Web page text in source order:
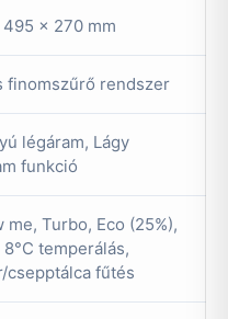
x 270 mm
finomszűrő rendszer
légáram, Lágy
funkció
me, Turbo, Eco (25%),
8°C temperálás,
csepptálca fűtés